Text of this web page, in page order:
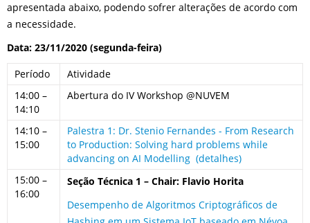
apresentada abaixo, podendo sofrer alterações de acordo com
a necessidade.
Data: 23/11/2020 (segunda-feira)
Período
Atividade
14:00 –
14:10
Abertura do IV Workshop @NUVEM
14:10 –
15:00
Palestra 1: Dr. Stenio Fernandes - From Research
to Production: Solving hard problems while
advancing on AI Modelling (detalhes)
15:00 –
16:00
Seção Técnica 1 – Chair: Flavio Horita
Desempenho de Algoritmos Criptográficos de